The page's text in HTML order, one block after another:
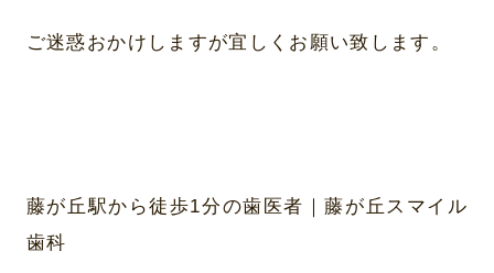
ご迷惑おかけしますが宜しくお願い致します。
藤が丘駅から徒歩1分の歯医者｜藤が丘スマイル
歯科